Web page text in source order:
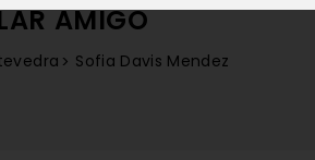
AMIGO
Sofia Davis Mendez